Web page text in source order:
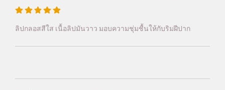
ลิปกลอสสีใส เนื้อลิปมันวาว มอบความชุ่มชื้นให้กับริมฝีปาก